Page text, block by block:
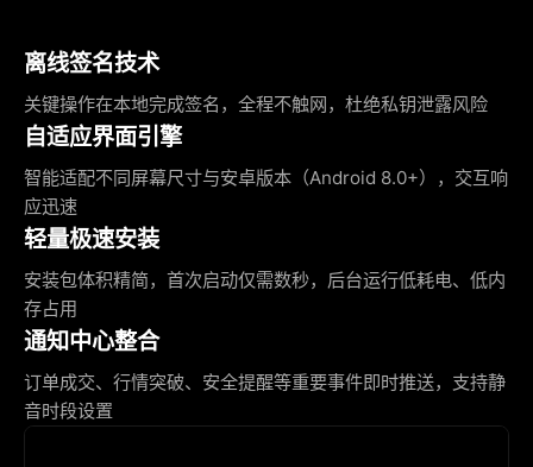
离线签名技术
关键操作在本地完成签名，全程不触网，杜绝私钥泄露风险
自适应界面引擎
智能适配不同屏幕尺寸与安卓版本（Android 8.0+），交互响
应迅速
轻量极速安装
安装包体积精简，首次启动仅需数秒，后台运行低耗电、低内
存占用
通知中心整合
订单成交、行情突破、安全提醒等重要事件即时推送，支持静
音时段设置